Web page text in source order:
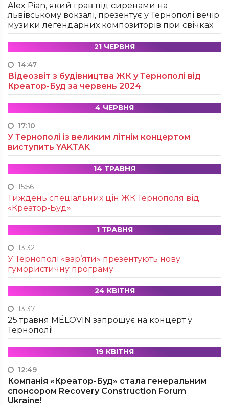
Alex Pian, який грав під сиренами на
львівському вокзалі, презентує у Тернополі вечір
музики легендарних композиторів при свічках
21 ЧЕРВНЯ
14:47
Відеозвіт з будівництва ЖК у Тернополі від
Креатор-Буд за червень 2024
4 ЧЕРВНЯ
17:10
У Тернополі із великим літнім концертом
виступить YAKTAK
14 ТРАВНЯ
15:56
Тиждень спеціальних цін ЖК Тернополя від
«Креатор-Буд»
1 ТРАВНЯ
13:32
У Тернополі «вар’яти» презентують нову
гумористичну програму
24 КВІТНЯ
13:37
25 травня MÉLOVIN запрошує на концерт у
Тернополі!
19 КВІТНЯ
12:49
Компанія «Креатор-Буд» стала генеральним
спонсором Recovery Construction Forum
Ukraine!